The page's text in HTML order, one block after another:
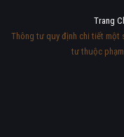
Trang
Thông tư quy định chi tiết một
tư thuộc